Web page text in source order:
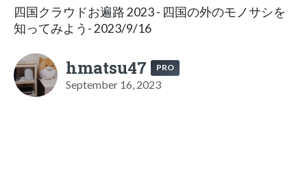
四国クラウドお遍路 2023 - 四国の外のモノサシを
知ってみよう- 2023/9/16
hmatsu47 PRO
September 16, 2023